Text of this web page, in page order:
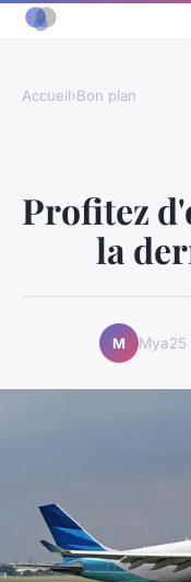
Accueil›Bon plan
Profitez
la
M Mya25